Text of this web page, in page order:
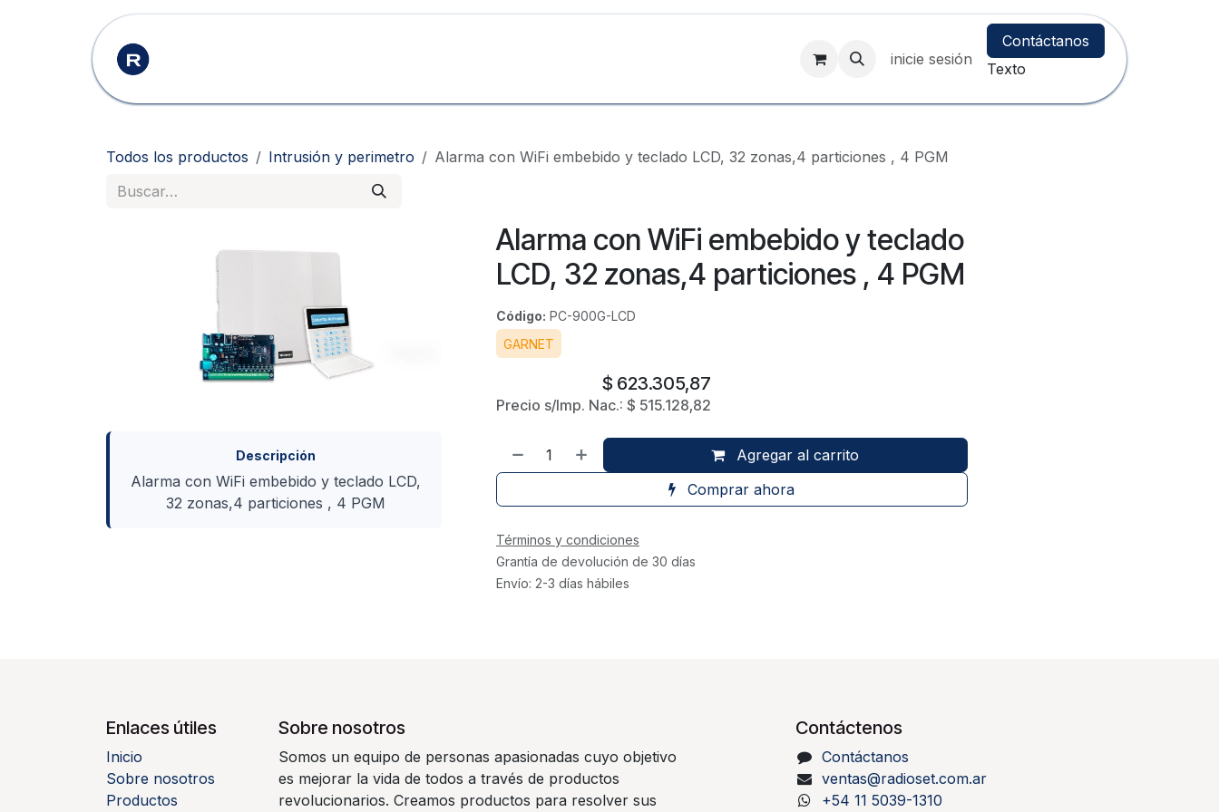
inicie sesión
Contáctanos
Texto
Todos los productos Intrusión y perimetro Alarma con WiFi embebido y teclado LCD, 32 zonas,4 particiones , 4 PGM
Descripción
Alarma con WiFi embebido y teclado LCD,
32 zonas,4 particiones , 4 PGM
Alarma con WiFi embebido y teclado
LCD, 32 zonas,4 particiones , 4 PGM
Código: PC-900G-LCD
GARNET
$ 623.305,87
Precio s/Imp. Nac.: $ 515.128,82
Agregar al carrito
Comprar ahora
Términos y condiciones
Grantía de devolución de 30 días
Envío: 2-3 días hábiles
Enlaces útiles
Inicio
Sobre nosotros
Productos
Sobre nosotros
Somos un equipo de personas apasionadas cuyo objetivo
es mejorar la vida de todos a través de productos
revolucionarios. Creamos productos para resolver sus
Contáctenos
Contáctanos
ventas@radioset.com.ar
+54 11 5039-1310